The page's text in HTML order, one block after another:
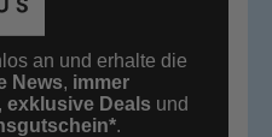
an und erhalte die
News, immer
, exklusive Deals und
.